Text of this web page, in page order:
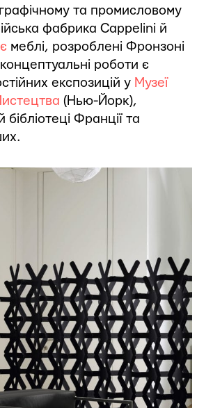
графічному та промисловому
фабрика Cappelini й
меблі, розроблені Фронзоні
роботи є
експозицій у Музеї
(Нью-Йорк),
бібліотеці Франції та